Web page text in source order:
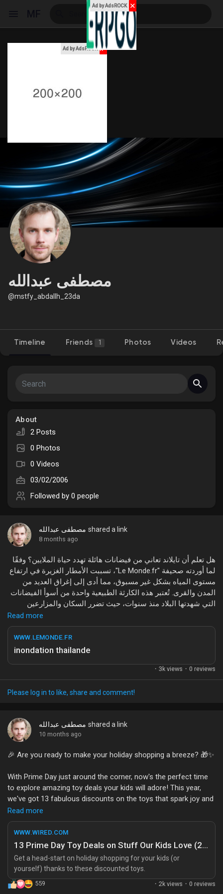
My Events
Discover Blogs
My Blogs
My Products
My Groups
Discover Pages
Liked Pages
Discover Posts
Funding
My Funding
Offers
My Jobs
My Courses
Forums
Movies
Ad by AdsROCK x
مصطفى عبدالله
@mstfy_abdallh_23da
Timeline Friends 1 Photos Videos
About
2 Posts
0 Photos
0 Videos
03/02/2006
Followed by 0 people
مصطفى عبدالله shared a link
8 months ago
هل تعلم أن تايلاند تعاني من فيضانات هائلة تهدد حياة الملايين؟ وفقًا
لما أوردته صحيفة "Le Monde.fr"، تسببت الأمطار الغزيرة في ارتفاع
مستوى المياه بشكل غير مسبوق، مما أدى إلى إغراق العديد من
المدن والقرى. تُعتبر هذه الكارثة الطبيعية واحدة من أسوأ الفيضانات
التي شهدتها البلاد منذ سنوات، حيث تضرر السكان والمزارعين
تأتي هذه الأحداث في وقت حساس، حيث يسعى المواطنون إلى
إعادة بناء حياتهم وسط ظروف صعبة. كما أن الجهود الحكومية
الفيضانات لا تؤثر فقط على حياة الناس، بل تحمل أيضًا تداعيات
اقتصادية وبيئية بعيدة المدى.
#الكوارث_الطبيعية #LeMonde
Read more
WWW.LEMONDE.FR
inondation thailande
· 3k views · 0 reviews
Please log in to like, share and comment!
مصطفى عبدالله shared a link
10 months ago
🎉 Are you ready to make your holiday shopping a breeze? 🎁✨
With Prime Day just around the corner, now's the perfect time
to explore amazing toy deals your kids will adore! This year,
we've got 13 fabulous discounts on the toys that spark joy and
creativity in our little ones. 🧸🌈 Whether it’s building blocks,
educational games, or action figures, there’s something for
every child’s imagination!
I remember the excitement on my child's face when they
unwrapped their favorite toy; it’s priceless! Let’s make those
moments even more special without breaking the bank. 💖
Read more
WWW.WIRED.COM
13 Prime Day Toy Deals on Stuff Our Kids Love (2025)
Get a head-start on holiday shopping for your kids (or
yourself) thanks to these discounted toys.
559 · 2k views · 0 reviews
Ad by AdsROCK ✕